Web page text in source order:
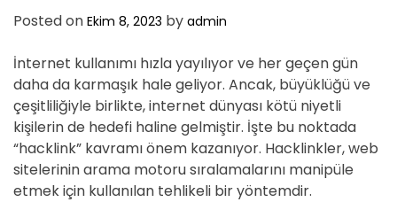
O
D
E
Posted on Ekim 8, 2023 by admin
İnternet kullanımı hızla yayılıyor ve her geçen gün
daha da karmaşık hale geliyor. Ancak, büyüklüğü ve
çeşitliliğiyle birlikte, internet dünyası kötü niyetli
kişilerin de hedefi haline gelmiştir. İşte bu noktada
“hacklink” kavramı önem kazanıyor. Hacklinkler, web
sitelerinin arama motoru sıralamalarını manipüle
etmek için kullanılan tehlikeli bir yöntemdir.